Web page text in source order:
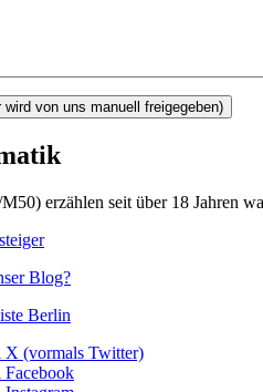
erzählen seit über 18 Jahren